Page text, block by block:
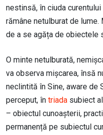
nestinsă, în ciuda
rămâne netulburat de
de a se agăța de obiectele
O minte netulburată,
va observa mișcarea, însă
neclintită în Sine, aware de
perceput, în triada subiect
– obiectul cunoașterii,
permanență pe subiectul